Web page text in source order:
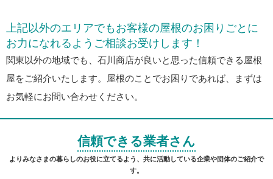
上記以外のエリアでもお客様の屋根のお困りごとに
お力になれるようご相談お受けします！
関東以外の地域でも、石川商店が良いと思った信頼できる屋根
屋をご紹介いたします。屋根のことでお困りであれば、まずは
お気軽にお問い合わせください。
信頼できる業者さん
よりみなさまの暮らしのお役に立てるよう、共に活動している企業や団体のご紹介で
す。